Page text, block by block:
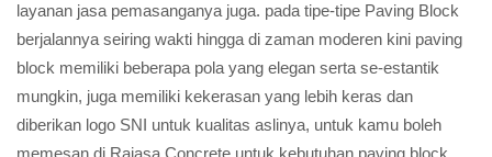
layanan jasa pemasanganya juga. pada tipe-tipe Paving Block
berjalannya seiring wakti hingga di zaman moderen kini paving
block memiliki beberapa pola yang elegan serta se-estantik
mungkin, juga memiliki kekerasan yang lebih keras dan
diberikan logo SNI untuk kualitas aslinya, untuk kamu boleh
memesan di Rajasa Concrete untuk kebutuhan paving block